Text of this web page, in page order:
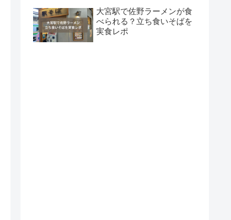
大宮駅で佐野ラーメンが食
べられる？立ち食いそばを
実食レポ